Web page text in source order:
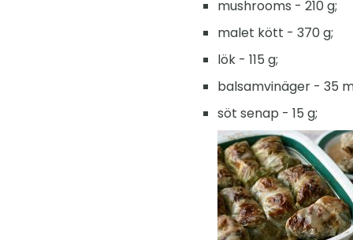
mushrooms - 210 g;
malet kött - 370 g;
lök - 115 g;
balsamvinäger - 35
söt senap - 15 g;